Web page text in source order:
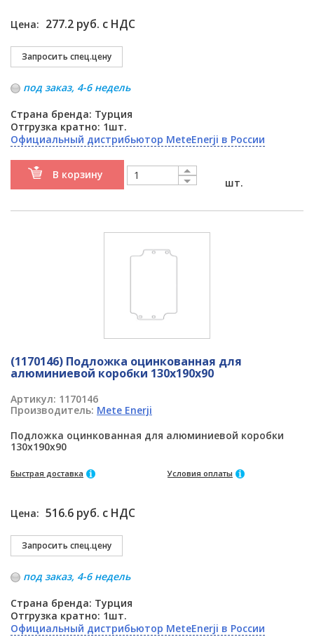
Цена: 277.2 руб. с НДС
под заказ, 4-6 недель
Страна бренда: Турция
Отгрузка кратно: 1шт.
Официальный дистрибьютор MeteEnerji в России
В корзину
шт.
(1170146) Подложка оцинкованная для
алюминиевой коробки 130x190x90
Артикул: 1170146
Производитель: Mete Enerji
Подложка оцинкованная для алюминиевой коробки
130x190x90
Быстрая доставка Условия оплаты
Цена: 516.6 руб. с НДС
под заказ, 4-6 недель
Страна бренда: Турция
Отгрузка кратно: 1шт.
Официальный дистрибьютор MeteEnerji в России